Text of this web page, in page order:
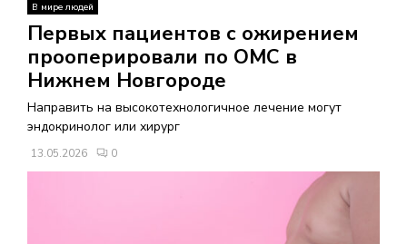
О
В
Н
О
В мире людей
Первых пациентов с ожирением
прооперировали по ОМС в
Нижнем Новгороде
Направить на высокотехнологичное лечение могут
эндокринолог или хирург
13.05.2026 0